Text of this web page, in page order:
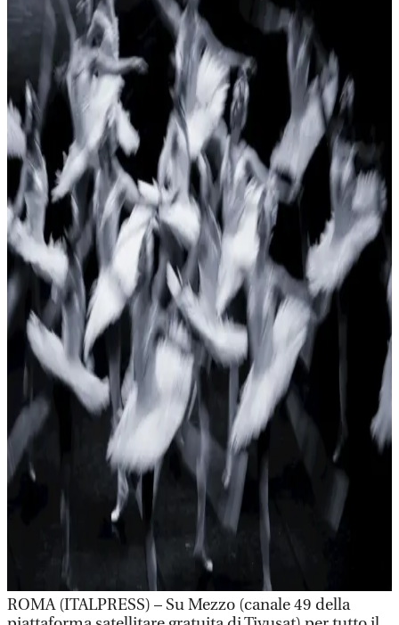
ROMA (ITALPRESS) – Su Mezzo (canale 49 della